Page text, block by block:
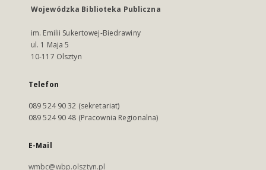
Wojewódzka Biblioteka Publiczna
im. Emilii Sukertowej-Biedrawiny
ul. 1 Maja 5
10-117 Olsztyn
Telefon
089 524 90 32 (sekretariat)
089 524 90 48 (Pracownia Regionalna)
E-Mail
wmbc@wbp.olsztyn.pl